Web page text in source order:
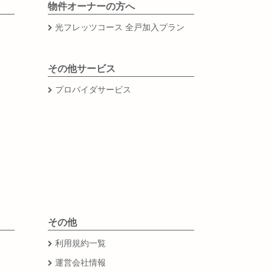
物件オーナーの方へ
光フレッツコース 全戸加入プラン
その他サービス
プロバイダサービス
その他
利用規約一覧
運営会社情報